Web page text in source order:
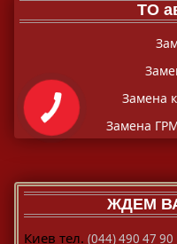
ТО
Замена
Замена
ЖДЕМ
Киев тел. (044) 490 47 90